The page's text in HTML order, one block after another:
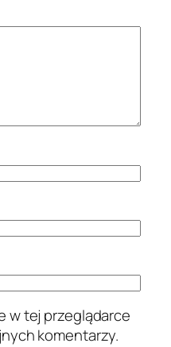
w tej przeglądarce
komentarzy.